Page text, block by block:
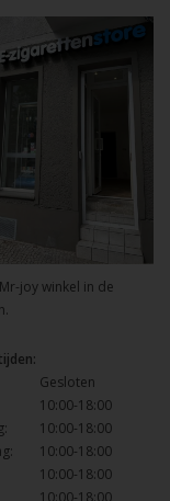
joy winkel in de
Gesloten
10:00-18:00
10:00-18:00
10:00-18:00
10:00-18:00
10:00-18:00